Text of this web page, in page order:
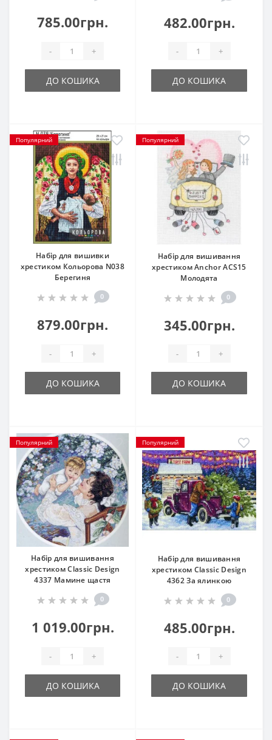
785.00грн.
- +
ДО КОШИКА
482.00грн.
- +
ДО КОШИКА
Популярний
Набір для вишивки
хрестиком Кольорова N038
Берегиня
0
879.00грн.
- +
ДО КОШИКА
Популярний
Набір для вишивання
хрестиком Anchor ACS15
Молодята
0
345.00грн.
- +
ДО КОШИКА
Популярний
Набір для вишивання
хрестиком Classic Design
4337 Мамине щастя
0
1 019.00грн.
- +
ДО КОШИКА
Популярний
Набір для вишивання
хрестиком Classic Design
4362 За ялинкою
0
485.00грн.
- +
ДО КОШИКА